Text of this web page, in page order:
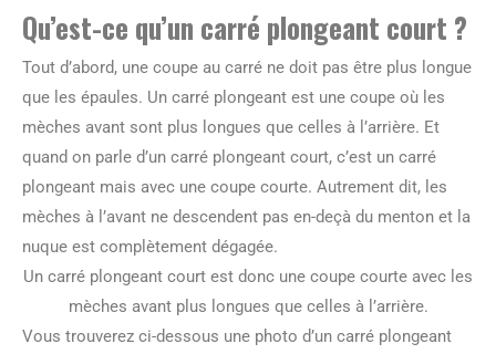
Qu’est-ce qu’un carré plongeant court ?
Tout d’abord, une coupe au carré ne doit pas être plus longue
que les épaules. Un carré plongeant est une coupe où les
mèches avant sont plus longues que celles à l’arrière. Et
quand on parle d’un carré plongeant court, c’est un carré
plongeant mais avec une coupe courte. Autrement dit, les
mèches à l’avant ne descendent pas en-deçà du menton et la
nuque est complètement dégagée.
Un carré plongeant court est donc une coupe courte avec les
mèches avant plus longues que celles à l’arrière.
Vous trouverez ci-dessous une photo d’un carré plongeant